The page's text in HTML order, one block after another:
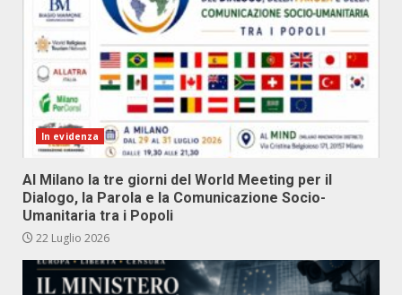
In evidenza
Al Milano la tre giorni del World Meeting per il
Dialogo, la Parola e la Comunicazione Socio-
Umanitaria tra i Popoli
22 Luglio 2026